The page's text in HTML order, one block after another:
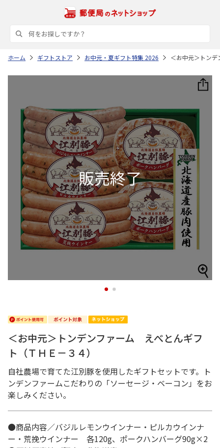
ホーム ギフトストア お中元・夏ギフト特集 2026 ＜お中元＞トン
1 2
＜お中元＞トンデンファーム えべとんギフ
ト（ＴＨＥ－３４）
自社農場で育てた江別豚を使用したギフトセットです。ト
ンデンファームこだわりの「ソーセージ・ベーコン」をお
楽しみください。
●商品内容／バジルレモンウインナー・ピルカウインナ
ー・荒挽ウインナー 各120g、ポークハンバーグ90g×2